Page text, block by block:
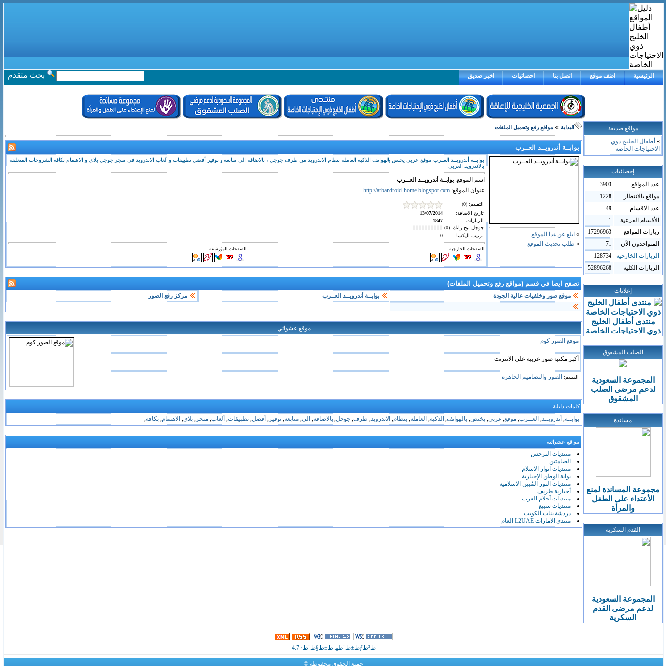
اخبر صديق احصائيات اتصل بنا اضف موقع الرئيسية بحث متقدم
البداية » مواقع رفع وتحميل الملفات
بوابــة أندرويــد العــرب
» ابلغ عن هذا الموقع
» طلب تحديث الموقع
بوابــة أندرويــد العــرب موقع عربي يختص بالهواتف الذكية العاملة بنظام الاندرويد من طرف جوجل ، بالاضافة الى متابعة و توفير أفضل تطبيقات و ألعاب الاندرويد في متجر جوجل بلاي و الاهتمام بكافة الشروحات المتعلقة
بالاندرويد العربي
اسم الموقع: بوابــة أندرويــد العــرب
عنوان الموقع: http://arbandroid-home.blogspot.com
التقييم: (0
)
تاريخ الاضافة:
13/07/2014
الزيارات:
1847
جوجل بيج رانك: (0)
ترتيب اليكسا:
0
الصفحات الخارجية: الصفحات المؤرشفة:
تصفح ايضا في قسم (مواقع رفع وتحميل الملفات)
موقع صور وخلفيات عالية الجودة
بوابــة أندرويــد العــرب مركز رفع الصور
موقع عشوائي
موقع الصور كوم
أكبر مكتبة صور عربية على الانترنت
القسم: الصور والتصاميم الجاهزة
كلمات دليلية
بوابــة, أندرويــد, العــرب, موقع, عربي, يختص, بالهواتف, الذكية, العاملة, بنظام, الاندرويد, طرف, جوجل, بالاضافة, الى, متابعة, توفير , أفضل, تطبيقات, ألعاب, متجر , بلاي, الاهتمام, بكافة,
مواقع عشوائية
منتديات النرجس
الصامتين
منتديات انوار الاسلام
بوابة الوطن الإخبارية
منتديات النور المُبين الاسلامية
أخبارية طريف
منتديات آحلام العرب
منتديات سبيع
دردشة بنات الكويت
منتدى الامارات L2UAE العام
مواقع صديقة
» أطفال الخليج ذوي
الاحتياجات الخاصة
إحصائيات
عدد المواقع
3903
مواقع بالانتظار
1228
عدد الاقسام
49
الأقسام الفرعية
1
زيارات المواقع
17296963
المتواجدون الآن
71
الزيارات الخارجية
128734
الزيارات الكلية
52896268
إعلانات
منتدى أطفال الخليج
ذوي الاحتياجات الخاصة
الصلب المشقوق
المجموعة السعودية
لدعم مرضى الصلب
المشقوق
مساندة
مجموعة المساندة لمنع
الأعتداء على الطفل
والمرأة
القدم السكرية
المجموعة السعودية
لدعم مرضى القدم
السكرية
ط³ظƒط±ط¨طھ ط±ط§ط¨ط· 4.7
جميع الحقوق محفوظة ©